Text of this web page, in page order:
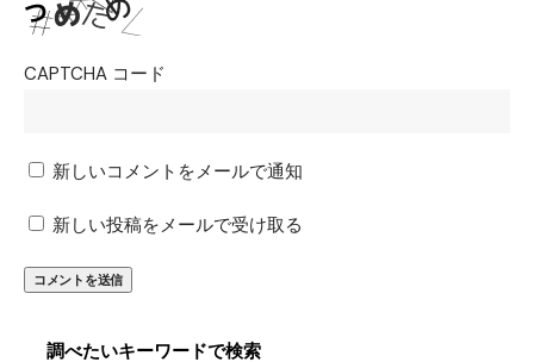
CAPTCHA コード
新しいコメントをメールで通知
新しい投稿をメールで受け取る
調べたいキーワードで検索